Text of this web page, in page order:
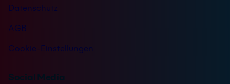
Datenschutz
AGB
Cookie-Einstellungen
Social Media